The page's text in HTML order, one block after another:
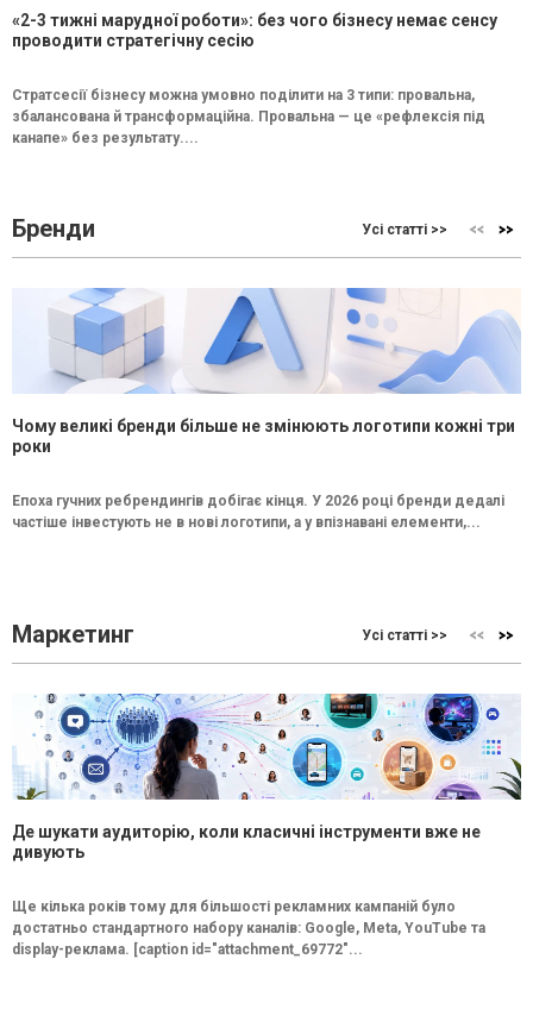
«2-3 тижні марудної роботи»: без чого бізнесу немає сенсу
проводити стратегічну сесію
Стратсесії бізнесу можна умовно поділити на 3 типи: провальна,
збалансована й трансформаційна. Провальна — це «рефлексія під
канапе» без результату....
Бренди Усі статті >>
Чому великі бренди більше не змінюють логотипи кожні три
роки
Епоха гучних ребрендингів добігає кінця. У 2026 році бренди дедалі
частіше інвестують не в нові логотипи, а у впізнавані елементи,...
Маркетинг Усі статті >>
Де шукати аудиторію, коли класичні інструменти вже не
дивують
Ще кілька років тому для більшості рекламних кампаній було
достатньо стандартного набору каналів: Google, Meta, YouTube та
display-реклама. [caption id="attachment_69772"...